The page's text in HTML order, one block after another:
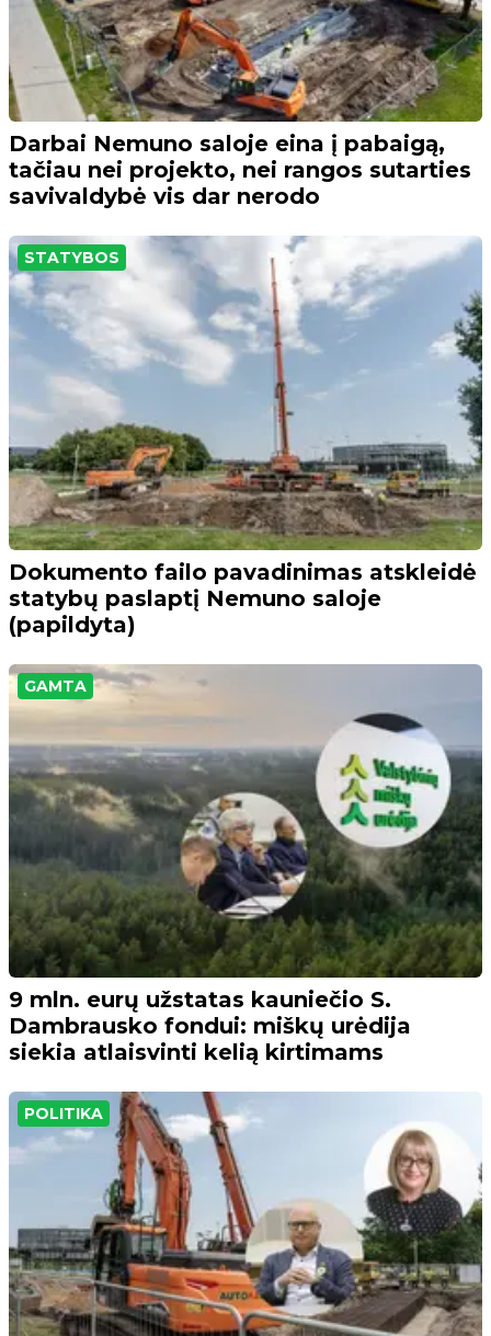
Darbai Nemuno saloje eina į pabaigą,
tačiau nei projekto, nei rangos sutarties
savivaldybė vis dar nerodo
STATYBOS
Dokumento failo pavadinimas atskleidė
statybų paslaptį Nemuno saloje
(papildyta)
GAMTA
9 mln. eurų užstatas kauniečio S.
Dambrausko fondui: miškų urėdija
siekia atlaisvinti kelią kirtimams
POLITIKA